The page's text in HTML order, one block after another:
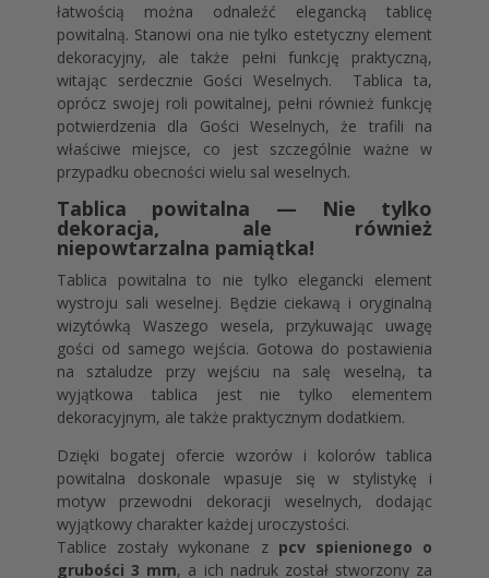
łatwością można odnaleźć elegancką tablicę
powitalną. Stanowi ona nie tylko estetyczny element
dekoracyjny, ale także pełni funkcję praktyczną,
witając serdecznie Gości Weselnych. Tablica ta,
oprócz swojej roli powitalnej, pełni również funkcję
potwierdzenia dla Gości Weselnych, że trafili na
właściwe miejsce, co jest szczególnie ważne w
przypadku obecności wielu sal weselnych.
Tablica powitalna — Nie tylko
dekoracja, ale również
niepowtarzalna pamiątka!
Tablica powitalna to nie tylko elegancki element
wystroju sali weselnej. Będzie ciekawą i oryginalną
wizytówką Waszego wesela, przykuwając uwagę
gości od samego wejścia. Gotowa do postawienia
na sztaludze przy wejściu na salę weselną, ta
wyjątkowa tablica jest nie tylko elementem
dekoracyjnym, ale także praktycznym dodatkiem.
Dzięki bogatej ofercie wzorów i kolorów tablica
powitalna doskonale wpasuje się w stylistykę i
motyw przewodni dekoracji weselnych, dodając
wyjątkowy charakter każdej uroczystości.
Tablice zostały wykonane z pcv spienionego o
grubości 3 mm, a ich nadruk został stworzony za